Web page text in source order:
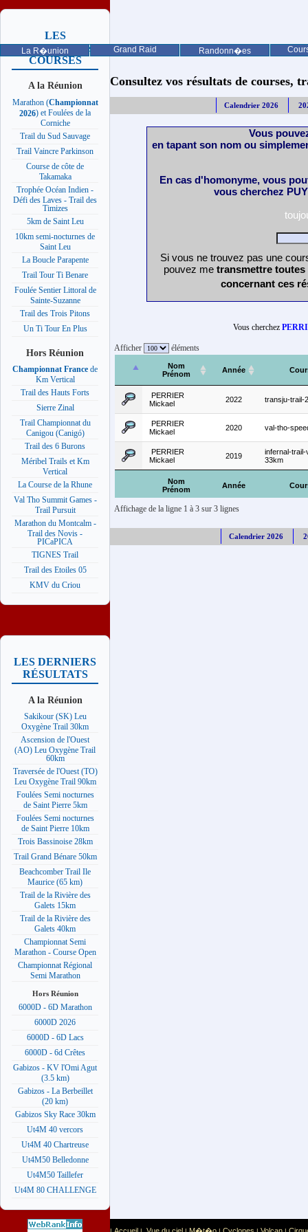
La R�union Grand Raid Randonn�es
LES
PROCHAINES
COURSES
A la Réunion
Marathon (Championnat
2026) et Foulées de la
Corniche
Trail du Sud Sauvage
Trail Vaincre Parkinson
Course de côte de
Takamaka
Trophée Océan Indien -
Défi des Laves - Trail des
Timizes
5km de Saint Leu
10km semi-nocturnes de
Saint Leu
La Boucle Parapente
Trail Tour Ti Benare
Foulée Sentier Littoral de
Sainte-Suzanne
Trail des Trois Pitons
Un Ti Tour En Plus
Hors Réunion
Championnat France de
Km Vertical
Trail des Hauts Forts
Sierre Zinal
Trail Championnat du
Canigou (Canigó)
Trail des 6 Burons
Méribel Trails et Km
Vertical
La Course de la Rhune
Val Tho Summit Games -
Trail Pursuit
Marathon du Montcalm -
Trail des Novis -
PICaPICA
TIGNES Trail
Trail des Etoiles 05
KMV du Criou
LES DERNIERS
RÉSULTATS
A la Réunion
Sakikour (SK) Leu
Oxygène Trail 30km
Ascension de l'Ouest
(AO) Leu Oxygène Trail
60km
Traversée de l'Ouest (TO)
Leu Oxygène Trail 90km
Foulées Semi nocturnes
de Saint Pierre 5km
Foulées Semi nocturnes
de Saint Pierre 10km
Trois Bassinoise 28km
Trail Grand Bénare 50km
Beachcomber Trail Ile
Maurice (65 km)
Trail de la Rivière des
Galets 15km
Trail de la Rivière des
Galets 40km
Championnat Semi
Marathon - Course Open
Championnat Régional
Semi Marathon
Hors Réunion
6000D - 6D Marathon
6000D 2026
6000D - 6D Lacs
6000D - 6d Crêtes
Gabizos - KV l'Omi Agut
(3.5 km)
Gabizos - La Berbeillet
(20 km)
Gabizos Sky Race 30km
Ut4M 40 vercors
Ut4M 40 Chartreuse
Ut4M50 Belledonne
Ut4M50 Taillefer
Ut4M 80 CHALLENGE
Consultez vos résultats de courses,
Calendrier 2026
Vous
en tapant son nom ou
En cas d'homonyme, vous
vous cherchez
Si vous ne trouvez pas une
pouvez me transmettre
concernant ces
Vous cherchez
Afficher éléments
Nom
Prénom
Année
Nom
Prénom
Année
PERRIER
Mickael
2022 transju-trail-
PERRIER
Mickael
2020 val-tho-
PERRIER
Mickael
2019
infernal-
33km
Affichage de la ligne 1 à 3 sur 3 lignes
Calendrier 2026